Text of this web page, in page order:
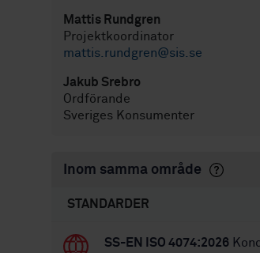
Mattis Rundgren
Projektkoordinator
mattis.rundgren@sis.se
Jakub Srebro
Ordförande
Sveriges Konsumenter
Inom samma område
STANDARDER
SS-EN ISO 4074:2026